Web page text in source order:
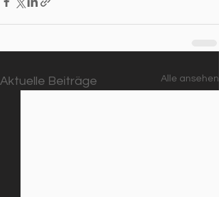
Aktuelle Beiträge Alle ansehen